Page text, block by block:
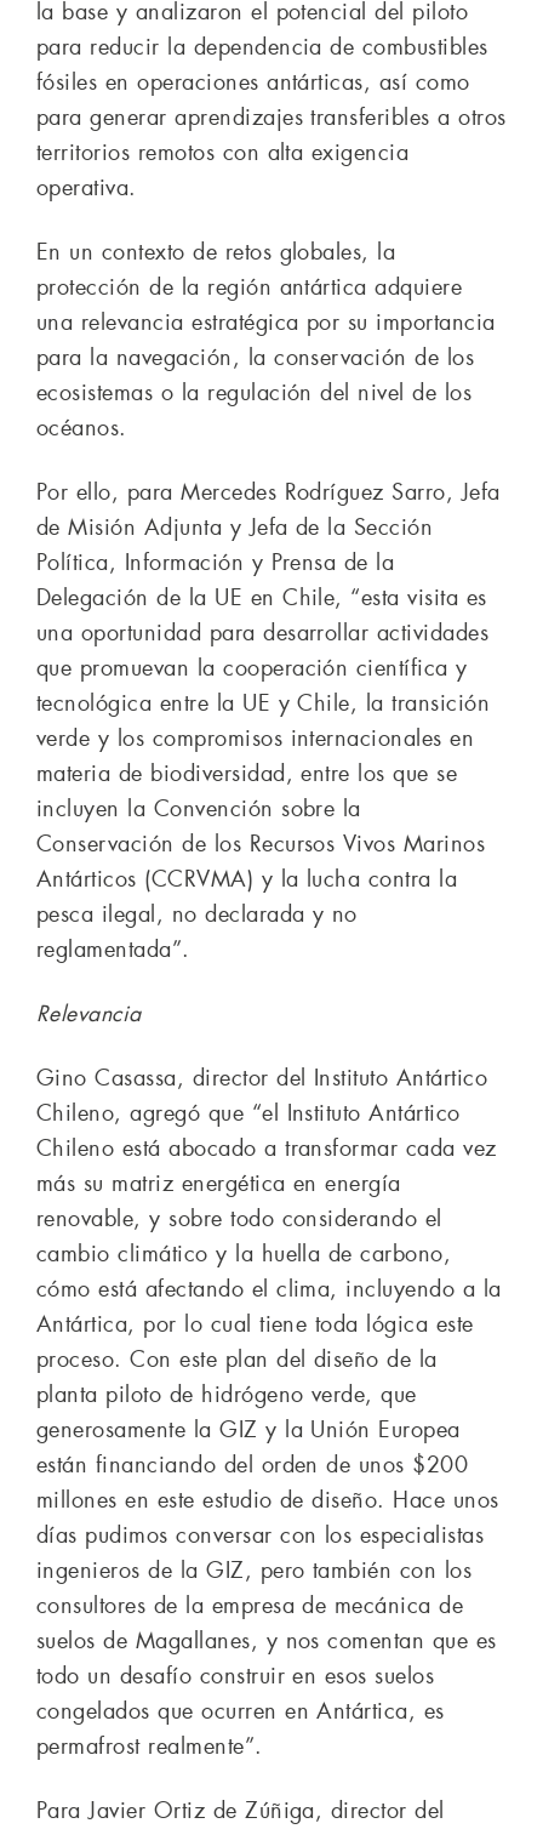
la base y analizaron el potencial del piloto
para reducir la dependencia de combustibles
fósiles en operaciones antárticas, así como
para generar aprendizajes transferibles a otros
territorios remotos con alta exigencia
operativa.
En un contexto de retos globales, la
protección de la región antártica adquiere
una relevancia estratégica por su importancia
para la navegación, la conservación de los
ecosistemas o la regulación del nivel de los
océanos.
Por ello, para Mercedes Rodríguez Sarro, Jefa
de Misión Adjunta y Jefa de la Sección
Política, Información y Prensa de la
Delegación de la UE en Chile, “esta visita es
una oportunidad para desarrollar actividades
que promuevan la cooperación científica y
tecnológica entre la UE y Chile, la transición
verde y los compromisos internacionales en
materia de biodiversidad, entre los que se
incluyen la Convención sobre la
Conservación de los Recursos Vivos Marinos
Antárticos (CCRVMA) y la lucha contra la
pesca ilegal, no declarada y no
reglamentada”.
Relevancia
Gino Casassa, director del Instituto Antártico
Chileno, agregó que “el Instituto Antártico
Chileno está abocado a transformar cada vez
más su matriz energética en energía
renovable, y sobre todo considerando el
cambio climático y la huella de carbono,
cómo está afectando el clima, incluyendo a la
Antártica, por lo cual tiene toda lógica este
proceso. Con este plan del diseño de la
planta piloto de hidrógeno verde, que
generosamente la GIZ y la Unión Europea
están financiando del orden de unos $200
millones en este estudio de diseño. Hace unos
días pudimos conversar con los especialistas
ingenieros de la GIZ, pero también con los
consultores de la empresa de mecánica de
suelos de Magallanes, y nos comentan que es
todo un desafío construir en esos suelos
congelados que ocurren en Antártica, es
permafrost realmente”.
Para Javier Ortiz de Zúñiga, director del